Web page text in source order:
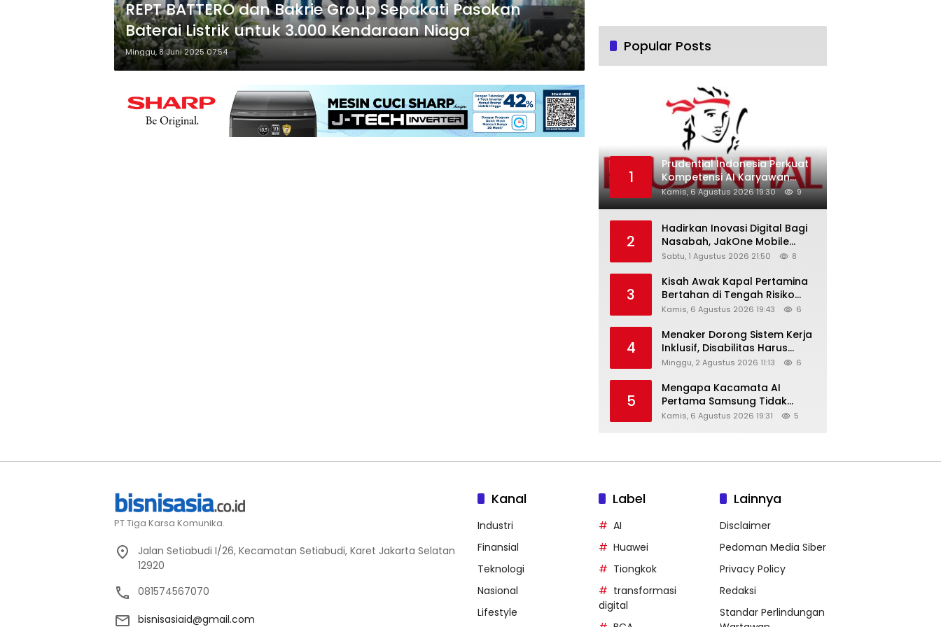
REPT BATTERO dan Bakrie Group Sepakati Pasokan
Baterai Listrik untuk 3.000 Kendaraan Niaga
Minggu, 8 Juni 2025 07:54 Popular Posts
1
Prudential Indonesia Perkuat
Kompetensi AI Karyawan
Lewat AI Week
Kamis, 6 Agustus 2026 19:30 9
2
Hadirkan Inovasi Digital Bagi
Nasabah, JakOne Mobile
Antar Bank Jakarta Sukses
Awards 2026
Sabtu, 1 Agustus 2026 21:50 8
3
Kisah Awak Kapal Pertamina
Bertahan di Tengah Risiko
Pelayaran Selat Hormuz
Kamis, 6 Agustus 2026 19:43 6
4
Menaker Dorong Sistem Kerja
Inklusif, Disabilitas Harus
Dapat Kesempatan Setara
Minggu, 2 Agustus 2026 11:13 6
5
Mengapa Kacamata AI
Pertama Samsung Tidak
Dibekali Layar?
Kamis, 6 Agustus 2026 19:31 5
PT Tiga Karsa Komunika.
Jalan Setiabudi I/26, Kecamatan Setiabudi, Karet Jakarta Selatan
12920
081574567070
bisnisasiaid@gmail.com
Kanal
Industri
Finansial
Teknologi
Nasional
Lifestyle
Label
AI
Huawei
Tiongkok
transformasi
digital
Lainnya
Disclaimer
Pedoman Media Siber
Privacy Policy
Redaksi
Standar Perlindungan